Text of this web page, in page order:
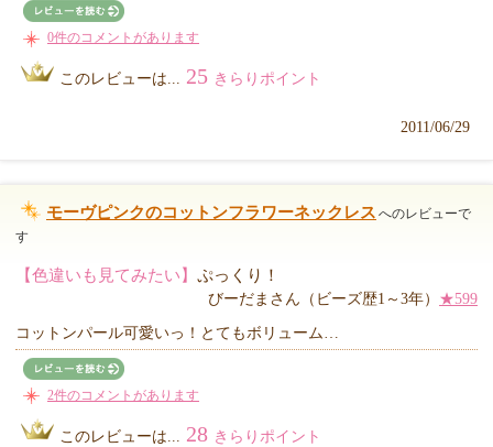
0件のコメントがあります
このレビューは... 25 きらりポイント
2011/06/29
モーヴピンクのコットンフラワーネックレス へのレビューで
す
【色違いも見てみたい】 ぷっくり！
びーだまさん（ビーズ歴1～3年） ★599
コットンパール可愛いっ！とてもボリューム…
2件のコメントがあります
このレビューは... 28 きらりポイント